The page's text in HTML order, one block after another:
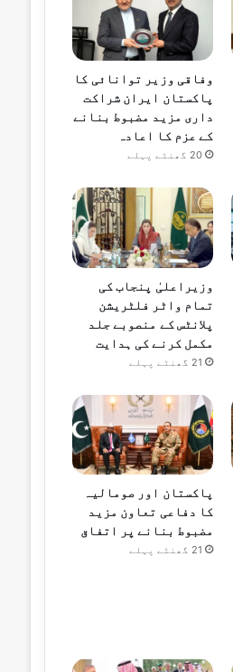
وفاقی وزیر توانائی کا
پاکستان ایران شراکت
داری مزید مضبوط بنانے
کے عزم کا اعادہ
20 گھنٹے پہلے
وزیراعلیٰ پنجاب کی
تمام واٹر فلٹریشن
پلانٹس کے منصوبے جلد
مکمل کرنے کی ہدایت
21 گھنٹے پہلے
پاکستان اور صومالیہ
کا دفاعی تعاون مزید
مضبوط بنانے پر اتفاق
21 گھنٹے پہلے